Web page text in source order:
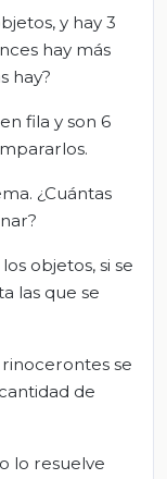
y hay 3
hay más
hay?
fila y son 6
¿Cuántas
objetos, si se
las que se
se
de
lo resuelve